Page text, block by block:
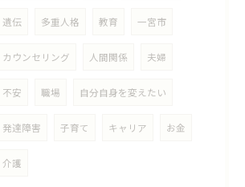
遺伝 多重人格 教育 一宮市
カウンセリング 人間関係 夫婦
不安 職場 自分自身を変えたい
発達障害 子育て キャリア お金
介護